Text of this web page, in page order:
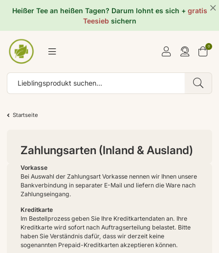
Heißer Tee an heißen Tagen? Darum lohnt es sich + gratis
Teesieb sichern
0
Startseite
Zahlungsarten (Inland & Ausland)
Vorkasse
Bei Auswahl der Zahlungsart Vorkasse nennen wir Ihnen unsere
Bankverbindung in separater E-Mail und liefern die Ware nach
Zahlungseingang.
Kreditkarte
Im Bestellprozess geben Sie Ihre Kreditkartendaten an. Ihre
Kreditkarte wird sofort nach Auftragserteilung belastet. Bitte
haben Sie Verständnis dafür, dass wir derzeit keine
sogenannten Prepaid-Kreditkarten akzeptieren können.